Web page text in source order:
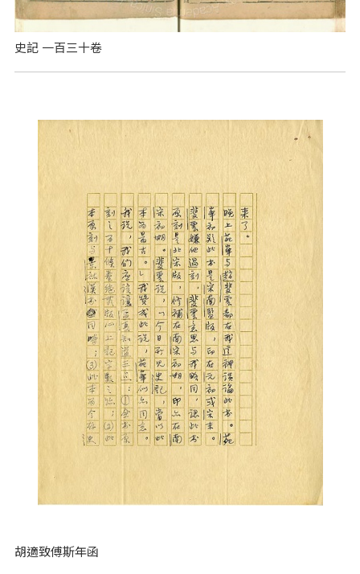
史記 一百三十卷
胡適致傅斯年函